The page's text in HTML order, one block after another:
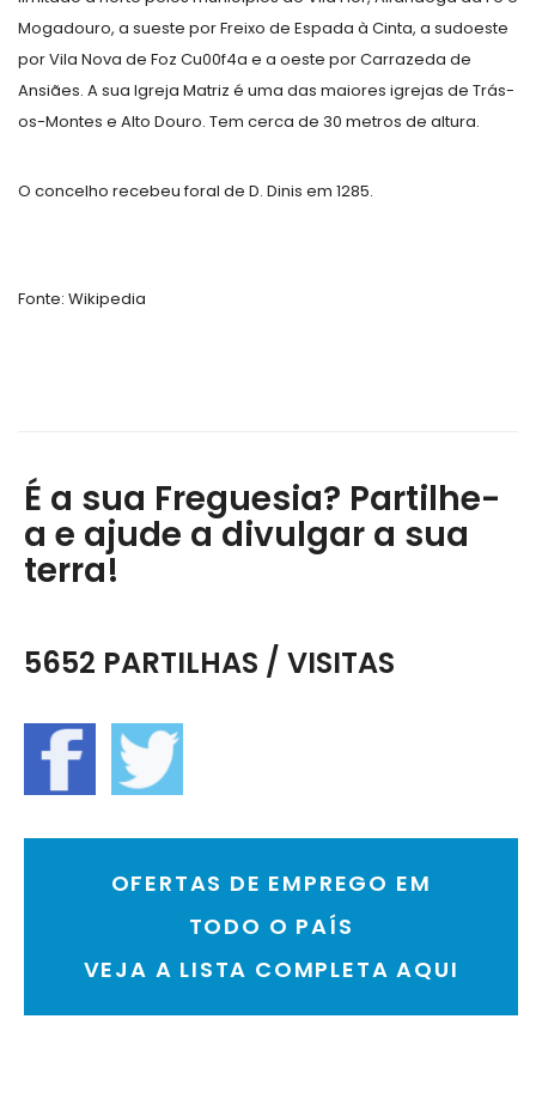
Mogadouro, a sueste por Freixo de Espada à Cinta, a sudoeste
por Vila Nova de Foz Cu00f4a e a oeste por Carrazeda de
Ansiães. A sua Igreja Matriz é uma das maiores igrejas de Trás-
os-Montes e Alto Douro. Tem cerca de 30 metros de altura.
O concelho recebeu foral de D. Dinis em 1285.
Fonte: Wikipedia
É a sua Freguesia? Partilhe-
a e ajude a divulgar a sua
terra!
5652 PARTILHAS / VISITAS
OFERTAS DE EMPREGO EM
TODO O PAÍS
VEJA A LISTA COMPLETA AQUI